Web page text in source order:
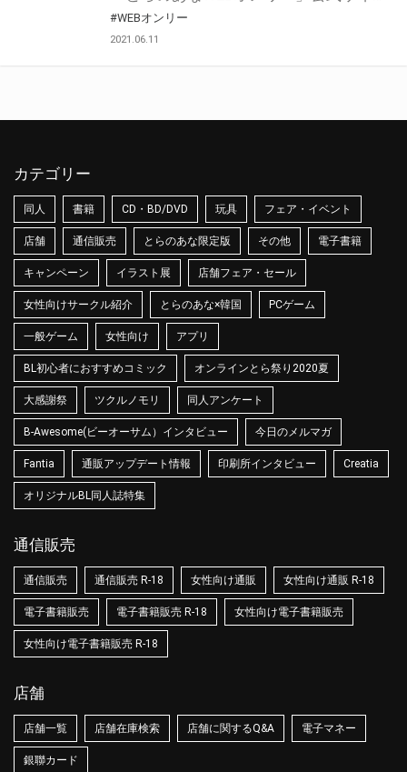
#WEBオンリー
2021.06.11
カテゴリー
同人 書籍 CD・BD/DVD 玩具 フェア・イベント
店舗 通信販売 とらのあな限定版 その他 電子書籍
キャンペーン イラスト展 店舗フェア・セール
女性向けサークル紹介 とらのあな×韓国 PCゲーム
一般ゲーム 女性向け アプリ
BL初心者におすすめコミック オンラインとら祭り2020夏
大感謝祭 ツクルノモリ 同人アンケート
B-Awesome(ビーオーサム）インタビュー 今日のメルマガ
Fantia 通販アップデート情報 印刷所インタビュー Creatia
オリジナルBL同人誌特集
通信販売
通信販売 通信販売 R-18 女性向け通販 女性向け通販 R-18
電子書籍販売 電子書籍販売 R-18 女性向け電子書籍販売
女性向け電子書籍販売 R-18
店舗
店舗一覧 店舗在庫検索 店舗に関するQ&A 電子マネー
銀聯カード